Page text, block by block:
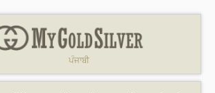
ਪੰਜਾਬੀ